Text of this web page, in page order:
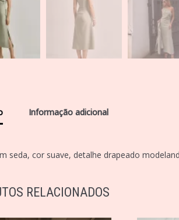
Informação adicional
seda, cor suave, detalhe drapeado
RELACIONADOS